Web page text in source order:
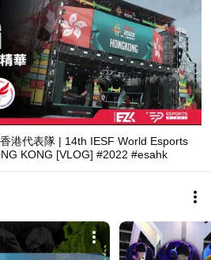
港代表隊 | 14th IESF World Esports
KONG [VLOG] #2022 #esahk